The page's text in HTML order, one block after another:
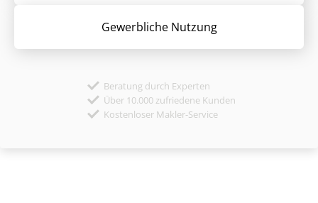
Gewerbliche Nutzung
Beratung durch Experten
Über 10.000 zufriedene Kunden
Kostenloser Makler-Service